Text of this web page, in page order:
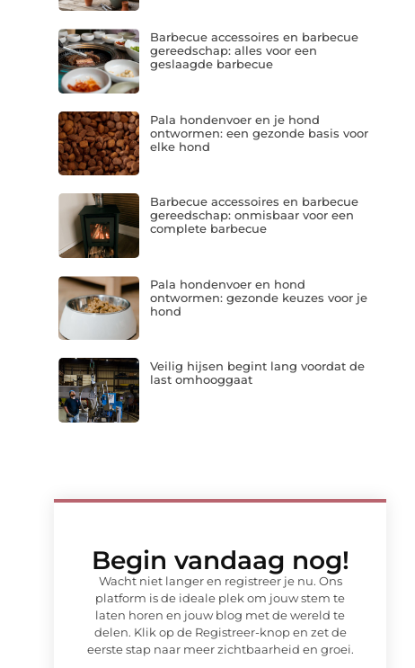
Barbecue accessoires en barbecue
gereedschap: alles voor een
geslaagde barbecue
Pala hondenvoer en je hond
ontwormen: een gezonde basis voor
elke hond
Barbecue accessoires en barbecue
gereedschap: onmisbaar voor een
complete barbecue
Pala hondenvoer en hond
ontwormen: gezonde keuzes voor je
hond
Veilig hijsen begint lang voordat de
last omhooggaat
Begin vandaag nog!
Wacht niet langer en registreer je nu. Ons
platform is de ideale plek om jouw stem te
laten horen en jouw blog met de wereld te
delen. Klik op de Registreer-knop en zet de
eerste stap naar meer zichtbaarheid en groei.